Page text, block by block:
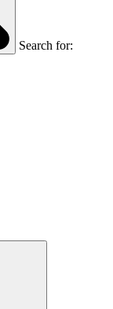
Search for: